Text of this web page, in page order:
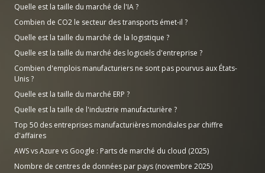
Quelle est la taille du marché de l'IA ?
Combien de CO2 le secteur des transports émet-il ?
Quelle est la taille du marché de la logistique ?
Quelle est la taille du marché des logiciels d'entreprise ?
Combien d'emplois manufacturiers ne sont pas pourvus aux États-
Unis ?
Quelle est la taille du marché ERP ?
Quelle est la taille de l'industrie manufacturière ?
Top 50 des entreprises manufacturières mondiales par chiffre
d'affaires
AWS vs Azure vs Google : Parts de marché du cloud (2025)
Nombre de centres de données par pays (novembre 2025)